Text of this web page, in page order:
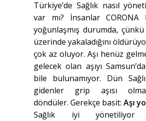
Türkiye’de Sağlık nasıl
var mı? İnsanlar CORONA
yoğunlaşmış durumda,
üzerinde yakaladığını
çok az oluyor. Aşı henüz
gelecek olan aşıyı
bile bulunamıyor. Dün
gidenler grip aşısı
döndüler. Gerekçe basit: Aşı
Sağlık iyi yönetiliyor